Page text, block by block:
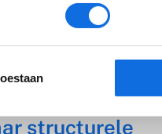
blik maakt het
expliciet
over dit onderwerp
structurele